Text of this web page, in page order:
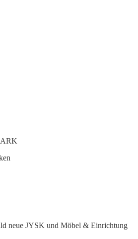
neue JYSK und Möbel & Einrichtung